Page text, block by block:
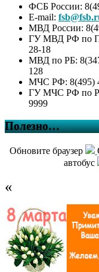
ФСБ России:
E-mail:
МВД России:
ГУ МВД РФ по
28-18
МВД по РБ:
128
МЧС РФ: 8(495)
ГУ МЧС РФ по
9999
Полезно…
Обновите браузер
автобус
«